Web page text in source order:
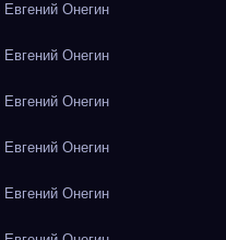
Онегин
Онегин
Онегин
Онегин
Онегин